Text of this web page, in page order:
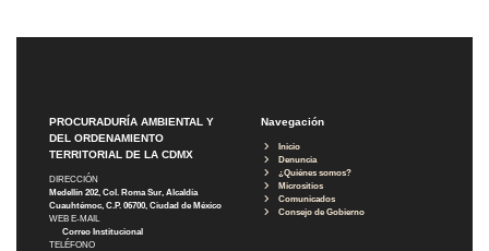
PROCURADURÍA AMBIENTAL Y
DEL ORDENAMIENTO
TERRITORIAL DE LA CDMX
DIRECCIÓN
Medellín 202, Col. Roma Sur, Alcaldía
Cuauhtémoc, C.P. 06700, Ciudad de México
WEB E-MAIL
Correo Institucional
TELÉFONO
Navegación
Inicio
Denuncia
¿Quiénes somos?
Micrositios
Comunicados
Consejo de Gobierno